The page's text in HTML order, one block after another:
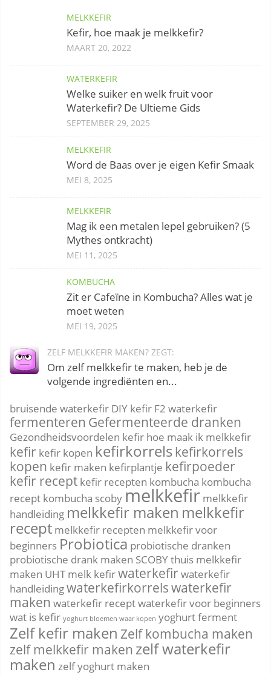
MELKKEFIR
Kefir, hoe maak je melkkefir?
MAART 20, 2022
WATERKEFIR
Welke suiker en welk fruit voor
Waterkefir? De Ultieme Gids
SEPTEMBER 29, 2025
MELKKEFIR
Word de Baas over je eigen Kefir Smaak
MEI 8, 2025
MELKKEFIR
Mag ik een metalen lepel gebruiken? (5
Mythes ontkracht)
MEI 11, 2025
KOMBUCHA
Zit er Cafeïne in Kombucha? Alles wat je
moet weten
MEI 19, 2025
ZELF MELKKEFIR MAKEN? ZEGT:
Om zelf melkkefir te maken, heb je de
volgende ingrediënten en...
bruisende waterkefir DIY kefir F2 waterkefir
fermenteren Gefermenteerde dranken
Gezondheidsvoordelen kefir hoe maak ik melkkefir
kefir kefir kopen kefirkorrelskefirkorrels
kopen kefir maken kefirplantje kefirpoeder
kefir recept kefir recepten kombucha kombucha
recept kombucha scoby melkkefir melkkefir
handleiding melkkefir maken melkkefir
recept melkkefir recepten melkkefir voor
beginners Probiotica probiotische dranken
probiotische drank maken SCOBYthuis melkkefir
maken UHT melk kefirwaterkefirwaterkefir
handleidingwaterkefirkorrelswaterkefir
maken waterkefir receptwaterkefir voor beginners
wat is kefir yoghurt bloemen waar kopen yoghurt ferment
Zelf kefir maken Zelf kombucha maken
zelf melkkefir maken zelf waterkefir
maken zelf yoghurt maken